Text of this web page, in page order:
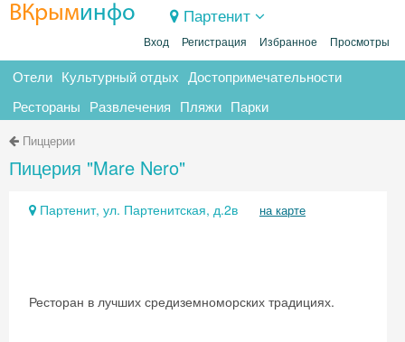
ВКрыминфо Партенит
Вход Регистрация Избранное Просмотры
Отели Культурный отдых Достопримечательности
Рестораны Развлечения Пляжи Парки
Пиццерии
Пицерия "Mare Nero"
Партенит, ул. Партенитская, д.2в на карте
Ресторан в лучших средиземноморских традициях.